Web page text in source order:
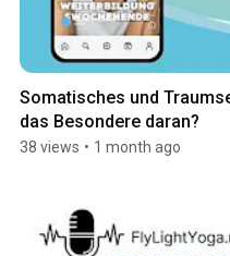
Somatisches und
das Besondere daran?
38 views • 1 month ago